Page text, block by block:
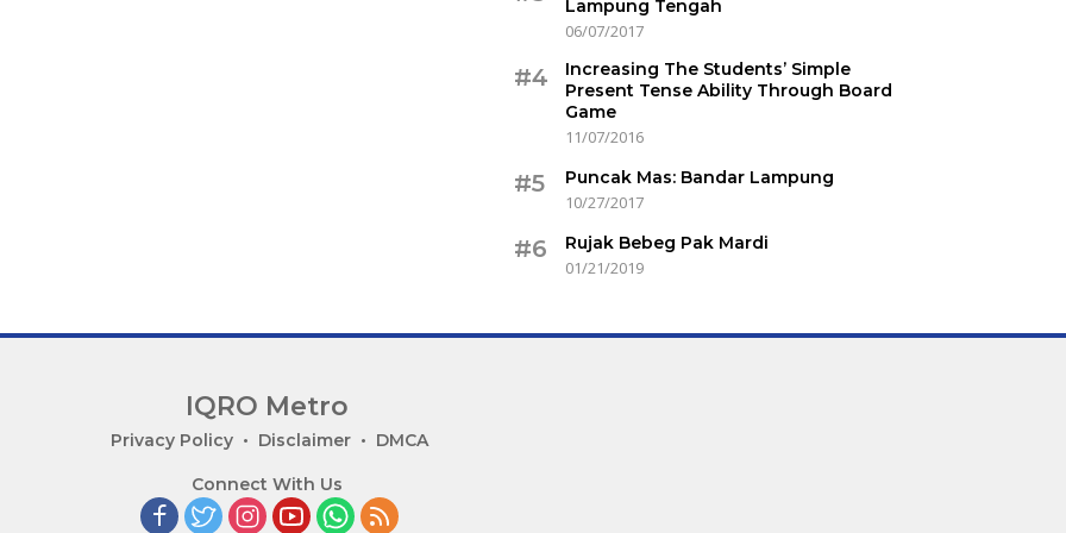
Lampung Tengah
06/07/2017
#4
Increasing The Students’ Simple
Present Tense Ability Through Board
Game
11/07/2016
#5
Puncak Mas: Bandar Lampung
10/27/2017
#6
Rujak Bebeg Pak Mardi
01/21/2019
IQRO Metro
Privacy Policy Disclaimer DMCA
Connect With Us